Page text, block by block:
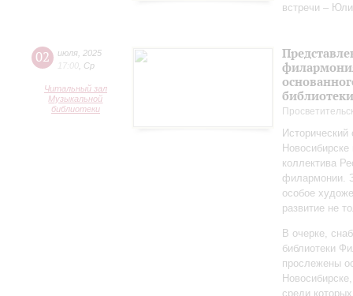
встречи –
02 июля 2025
17:00 Ср
Читальный зал
Музыкальной
библиотеки
коллектива
филармонии.
особое
развитие не
В очерке,
библиотеки
прослежены
среди